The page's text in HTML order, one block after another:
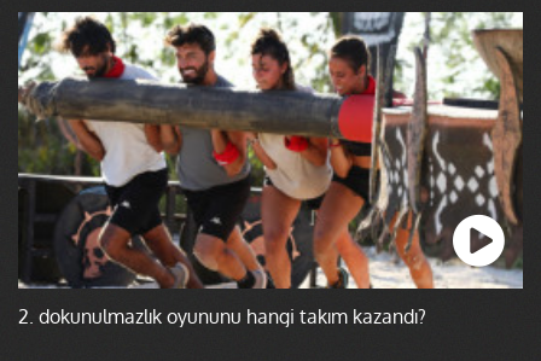
2. dokunulmazlık oyununu hangi takım kazandı?